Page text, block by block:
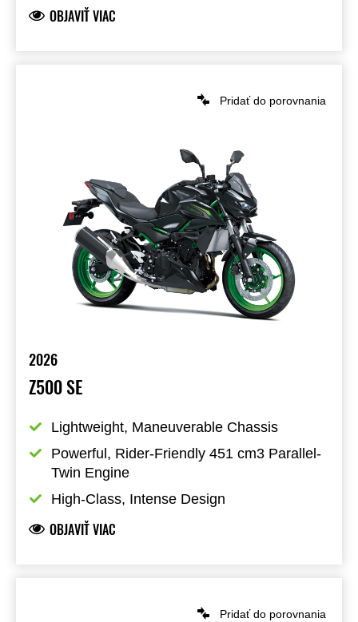
OBJAVIŤ VIAC
Pridať do porovnania
2026
Z500 SE
Lightweight, Maneuverable Chassis
Powerful, Rider-Friendly 451 cm3 Parallel-
Twin Engine
High-Class, Intense Design
OBJAVIŤ VIAC
Pridať do porovnania